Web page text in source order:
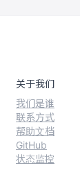
关于我们
我们是谁
联系方式
帮助文档
GitHub
状态监控